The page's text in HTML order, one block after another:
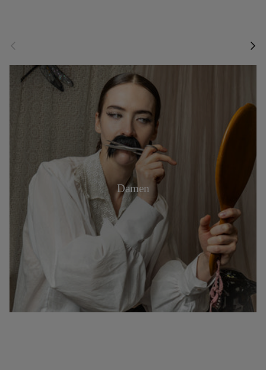
Vorherige
Damen